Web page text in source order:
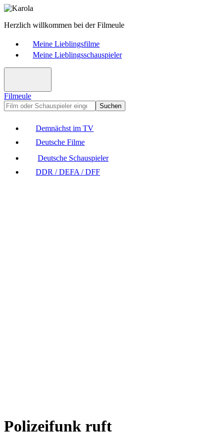
Herzlich willkommen bei der Filmeule
Meine Lieblingsfilme
Meine Lieblingsschauspieler
Filmeule
Suchen
Demnächst im TV
Deutsche Filme
Deutsche Schauspieler
DDR / DEFA / DFF
Polizeifunk ruft